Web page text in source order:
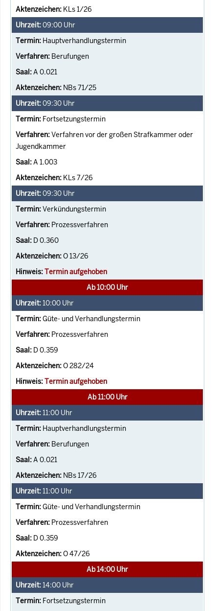
KLs 1/26
09:00 Uhr
Hauptverhandlungstermin
Berufungen
A 0.021
NBs 71/25
09:30 Uhr
Fortsetzungstermin
Verfahren vor der großen Strafkammer oder
Jugendkammer
A 1.003
KLs 7/26
09:30 Uhr
Verkündungstermin
Prozessverfahren
D 0.360
O 13/26
Termin aufgehoben
Ab 10:00 Uhr
10:00 Uhr
Güte- und Verhandlungstermin
Prozessverfahren
D 0.359
O 282/24
Termin aufgehoben
Ab 11:00 Uhr
11:00 Uhr
Hauptverhandlungstermin
Berufungen
A 0.021
NBs 17/26
11:00 Uhr
Güte- und Verhandlungstermin
Prozessverfahren
D 0.359
O 47/26
Ab 14:00 Uhr
14:00 Uhr
Fortsetzungstermin